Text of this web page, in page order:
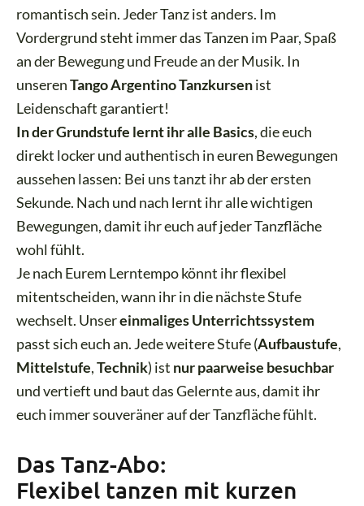
romantisch sein. Jeder Tanz ist anders. Im
Vordergrund steht immer das Tanzen im Paar, Spaß
an der Bewegung und Freude an der Musik. In
unserenTango Argentino Tanzkursenist
Leidenschaft garantiert!
In der Grundstufe lernt ihr alle Basics, die euch
direkt locker und authentisch in euren Bewegungen
aussehen lassen: Bei uns tanzt ihr ab der ersten
Sekunde. Nach und nach lernt ihr alle wichtigen
Bewegungen, damit ihr euch auf jeder Tanzfläche
wohl fühlt.
Je nach Eurem Lerntempo könnt ihr flexibel
mitentscheiden, wann ihr in die nächste Stufe
wechselt. Unsereinmaliges Unterrichtssystem
passt sich euch an. Jede weitere Stufe (Aufbaustufe,
Mittelstufe,Technik) ist nur paarweise besuchbar
und vertieft und baut das Gelernte aus, damit ihr
euch immer souveräner auf der Tanzfläche fühlt.
Das Tanz-Abo:
Flexibel tanzen mit kurzen